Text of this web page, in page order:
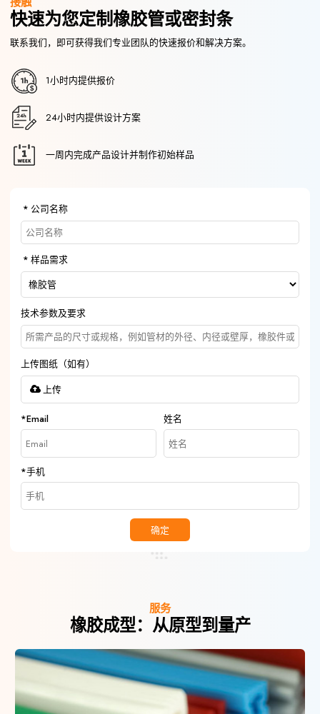
快速为您定制橡胶管或密封条
联系我们，即可获得我们专业团队的快速报价和解决方案。
1小时内提供报价
24小时内提供设计方案
一周内完成产品设计并制作初始样品
公司名称
样品需求
技术参数及要求
上传图纸（如有）
上传
*Email 姓名
*手机
确定
服务
橡胶成型：从原型到量产